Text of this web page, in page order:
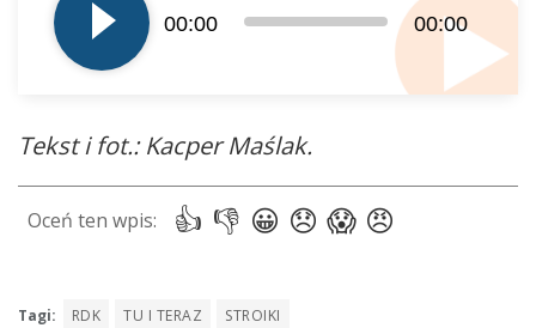
dźwiękowych
00:00 00:00
Tekst i fot.: Kacper Maślak.
Tagi: RDK TU I TERAZ STROIKI